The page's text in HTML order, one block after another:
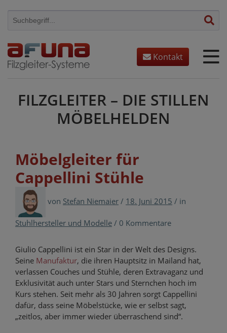
Skip
Kontakt
FILZGLEITER – DIE STILLEN
MÖBELHELDEN
Möbelgleiter für
Cappellini Stühle
von Stefan Niemaier / 18. Juni 2015 / in
Stuhlhersteller und Modelle / 0 Kommentare
Giulio Cappellini ist ein Star in der Welt des Designs.
Seine Manufaktur, die ihren Hauptsitz in Mailand hat,
verlassen Couches und Stühle, deren Extravaganz und
Exklusivität auch unter Stars und Sternchen hoch im
Kurs stehen. Seit mehr als 30 Jahren sorgt Cappellini
dafür, dass seine Möbelstücke, wie er selbst sagt,
„zeitlos, aber immer wieder überraschend sind“.